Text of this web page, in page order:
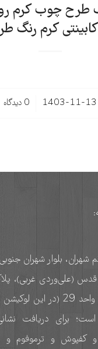
طرح چوب کرم
کرم رنگ
1403-11-13
/ 0 دیدگاه‌
شهران، بلوار شهران
افرا، طبقه سوم، واحد 29
برای دریافت
و کفپوش و ترموفوم